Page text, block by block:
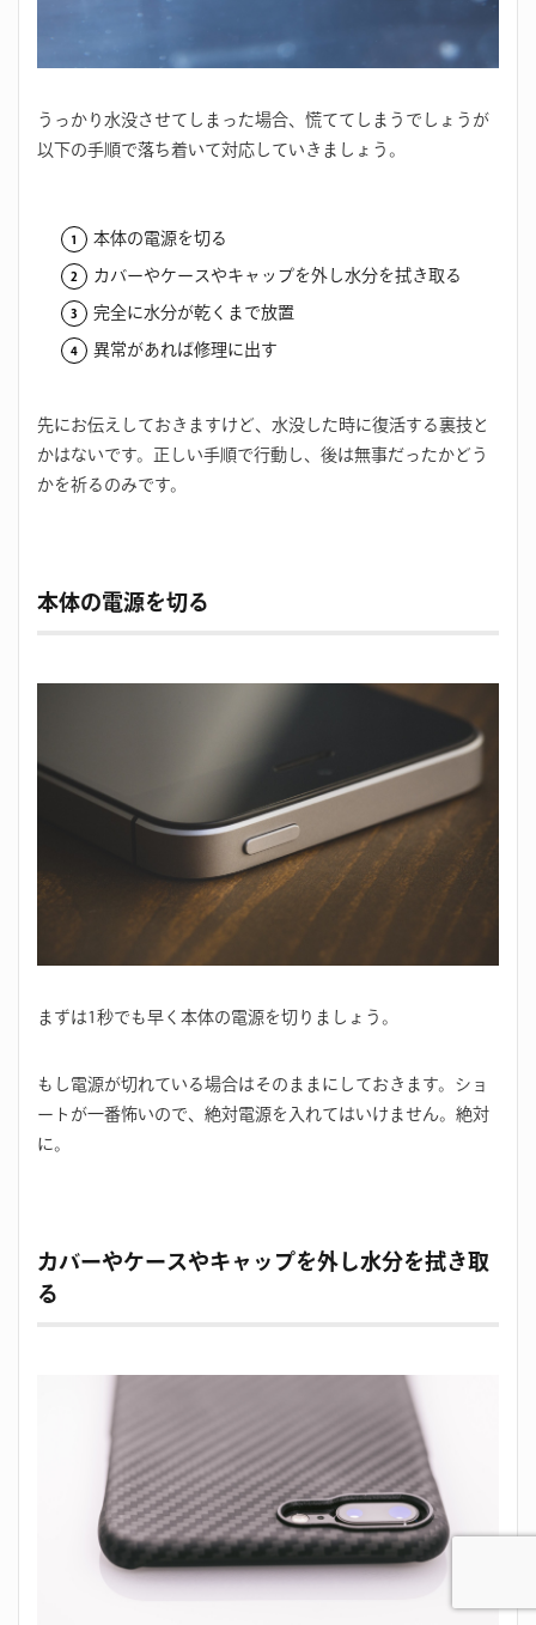
うっかり水没させてしまった場合、慌ててしまうでしょうが
以下の手順で落ち着いて対応していきましょう。
本体の電源を切る
カバーやケースやキャップを外し水分を拭き取る
完全に水分が乾くまで放置
異常があれば修理に出す
先にお伝えしておきますけど、水没した時に復活する裏技と
かはないです。正しい手順で行動し、後は無事だったかどう
かを祈るのみです。
本体の電源を切る
まずは1秒でも早く本体の電源を切りましょう。
もし電源が切れている場合はそのままにしておきます。ショ
ートが一番怖いので、絶対電源を入れてはいけません。絶対
に。
カバーやケースやキャップを外し水分を拭き取
る